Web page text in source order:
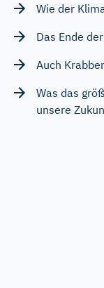
Wie der
Das Ende
Auch
Was das
unsere